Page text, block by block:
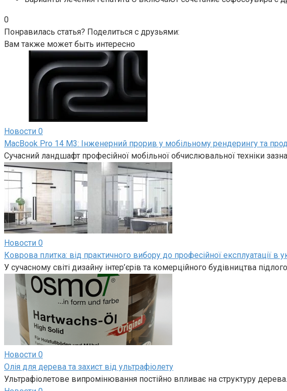
0
Понравилась статья? Поделиться с друзьями:
Вам также может быть интересно
Новости 0
MacBook Pro 14 M3: Інженерний прорив у мобільному рендерингу та
Сучасний ландшафт професійної мобільної обчислювальної техніки
Новости 0
Коврова плитка: від практичного вибору до професійної експлуатації в
У сучасному світі дизайну інтер’єрів та комерційного будівництва
Новости 0
Олія для дерева та захист від ультрафіолету
Ультрафіолетове випромінювання постійно впливає на структуру